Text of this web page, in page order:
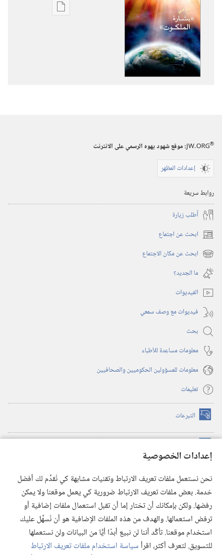
إعدادات الخصوصية
نحن نستعمل ملفات تعريف الارتباط وتقنيات مشابهة كي نُقدِّم لك أفضل
خدمة. بعض ملفات تعريف الارتباط ضرورية كي يعمل موقعنا ولا يمكن
رفضها. ولكن بإمكانك أن تختار إما أن تقبل استعمال ملفات إضافية أو
ترفض استعمالها. والهدف من هذه الملفات الإضافية هو أن نُسهِّل عليك
استخدام موقعنا. تأكَّد أننا لن نبيع أبدًا أيًّا من البيانات ولن نستعملها
للتسويق. لتعرف أكثر، اقرأسياسة استخدام ملفات تعريف الارتباط
خيارات
JW.ORG®
:‏ موقع شهود يهوه الرسمي على الانترنت
إعدادات المظهر
روابط سريعة
أُطلب زيارة
ابحث عن اجتماع (يفتح
نافذة
جديدة)
ابحث عن مكان الاجتماع (يفتح
نافذة
جديدة)
ما الجديد؟‏
الفيديوات
فيديوات مع وصف سمعي
بحث
معلومات مساعِدة للأطباء
معلومات للمسؤولين الحكوميين والصحافيين
تعليمات
التبرعات (يفتح
نافذة
(يفتح
نافذة
(يفتح
نافذة
جديدة) تطبيق ®
JW Library
مكتبة برج المراقبة